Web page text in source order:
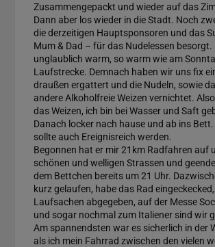
Zusammengepackt und wieder auf das
Dann aber los wieder in die Stadt. Noch
die derzeitigen Hauptsponsoren und das
Mum & Dad – für das Nudelessen besorgt.
unglaublich warm, so warm wie am
Laufstrecke. Demnach haben wir uns fix
draußen ergattert und die Nudeln, sowie
andere Alkoholfreie Weizen vernichtet.
das Weizen, ich bin bei Wasser und Saft
Danach locker nach hause und ab ins
sollte auch Ereignisreich werden.
Begonnen hat er mir 21km Radfahren auf
schönen und welligen Strassen und
dem Bettchen bereits um 21 Uhr.
kurz gelaufen, habe das Rad
Laufsachen abgegeben, auf der Messe
und sogar nochmal zum Italiener sind wir
Am spannendsten war es sicherlich in der
als ich mein Fahrrad zwischen den vielen